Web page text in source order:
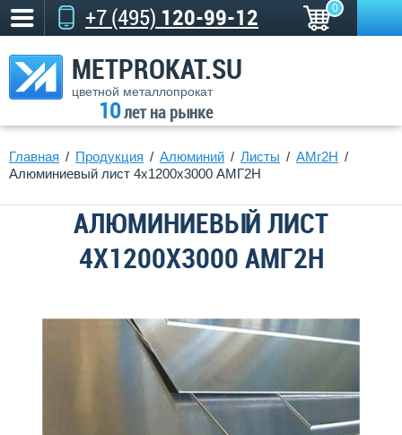
+7 (495) 120-99-12 0
METPROKAT.SU
цветной металлопрокат
10лет на рынке
Главная Продукция Алюминий Листы
АМг2Н
Алюминиевый лист 4х1200х3000 АМГ2Н
АЛЮМИНИЕВЫЙ ЛИСТ
4Х1200Х3000 АМГ2Н